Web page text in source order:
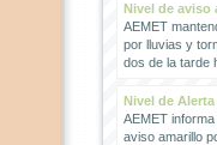
Nivel de aviso
AEMET
por lluvias y
dos de la tarde
Nivel de
AEMET
aviso amarillo